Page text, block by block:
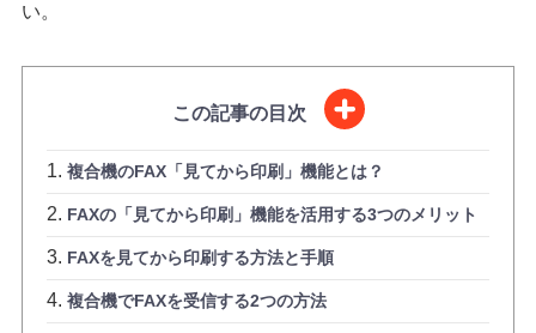
い。
この記事の目次
複合機のFAX「見てから印刷」機能とは？
FAXの「見てから印刷」機能を活用する3つのメリット
FAXを見てから印刷する方法と手順
複合機でFAXを受信する2つの方法